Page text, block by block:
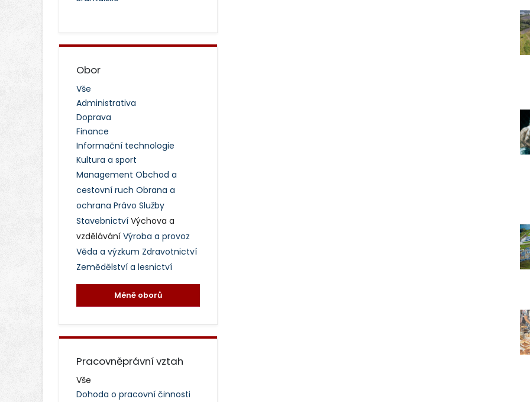
Obor
Vše
Administrativa
Doprava
Finance
Informační technologie
Kultura a sport
Management Obchod a
cestovní ruch Obrana a
ochrana Právo Služby
Stavebnictví Výchova a
vzdělávání Výroba a provoz
Věda a výzkum Zdravotnictví
Zemědělství a lesnictví
Méně oborů
Pracovněprávní vztah
Vše
Dohoda o pracovní činnosti